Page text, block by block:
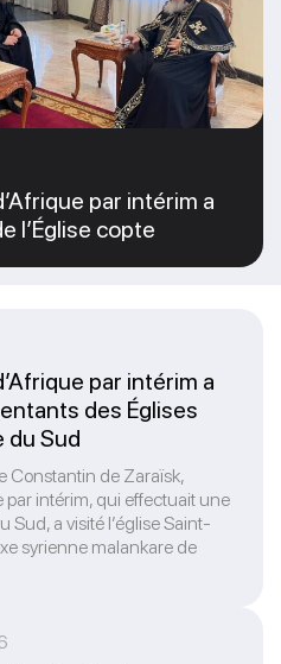
par intérim a
l’Église copte
par intérim a
des Églises
du Sud
Constantin de Zaraïsk,
par intérim, qui effectuait une
Sud, a visité l’église Saint-
syrienne malankare de